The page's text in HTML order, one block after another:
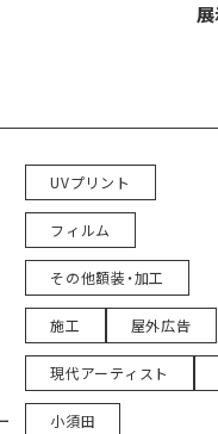
UVプリント
フィルム
その他額装・加工
施工 屋外広告
現代アーティスト
小須田